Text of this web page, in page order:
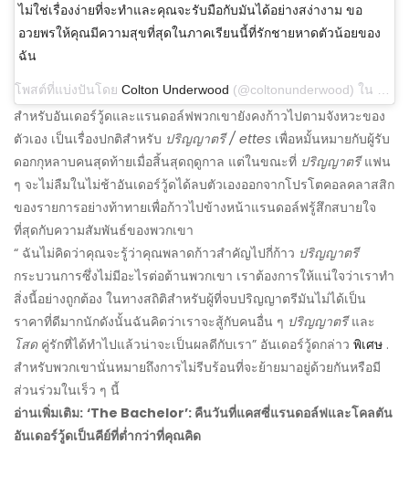
ไม่ใช่เรื่องง่ายที่จะทำและคุณจะรับมือกับมันได้อย่างสง่างาม ขอ
อวยพรให้คุณมีความสุขที่สุดในภาคเรียนนี้ที่รักชายหาดตัวน้อยของ
ฉัน
โพสต์ที่แบ่งปันโดย Colton Underwood (@coltonunderwood) ใน 10 ก.ย. 2019 เวลา 18:21 น. PDT
สำหรับอันเดอร์วู้ดและแรนดอล์ฟพวกเขายังคงก้าวไปตามจังหวะของ
ตัวเอง เป็นเรื่องปกติสำหรับ ปริญญาตรี / ettes เพื่อหมั้นหมายกับผู้รับ
ดอกกุหลาบคนสุดท้ายเมื่อสิ้นสุดฤดูกาล แต่ในขณะที่ ปริญญาตรีแฟน
ๆ จะไม่ลืมในไม่ช้าอันเดอร์วู้ดได้ลบตัวเองออกจากโปรโตคอลคลาสสิก
ของรายการอย่างท้าทายเพื่อก้าวไปข้างหน้าแรนดอล์ฟรู้สึกสบายใจ
ที่สุดกับความสัมพันธ์ของพวกเขา
“ ฉันไม่คิดว่าคุณจะรู้ว่าคุณพลาดก้าวสำคัญไปกี่ก้าว ปริญญาตรี
กระบวนการซึ่งไม่มีอะไรต่อต้านพวกเขา เราต้องการให้แน่ใจว่าเราทำ
สิ่งนี้อย่างถูกต้อง ในทางสถิติสำหรับผู้ที่จบปริญญาตรีมันไม่ได้เป็น
ราคาที่ดีมากนักดังนั้นฉันคิดว่าเราจะสู้กับคนอื่น ๆ ปริญญาตรีและ
โสดคู่รักที่ได้ทำไปแล้วน่าจะเป็นผลดีกับเรา” อันเดอร์วู้ดกล่าว พิเศษ .
สำหรับพวกเขานั่นหมายถึงการไม่รีบร้อนที่จะย้ายมาอยู่ด้วยกันหรือมี
ส่วนร่วมในเร็ว ๆ นี้
อ่านเพิ่มเติม: ‘The Bachelor’: คืนวันที่แคสซี่แรนดอล์ฟและโคลตัน
อันเดอร์วู้ดเป็นคีย์ที่ต่ำกว่าที่คุณคิด